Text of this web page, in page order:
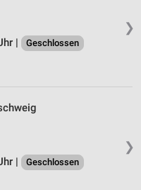
❯
|
Geschlossen
❯
|
Geschlossen